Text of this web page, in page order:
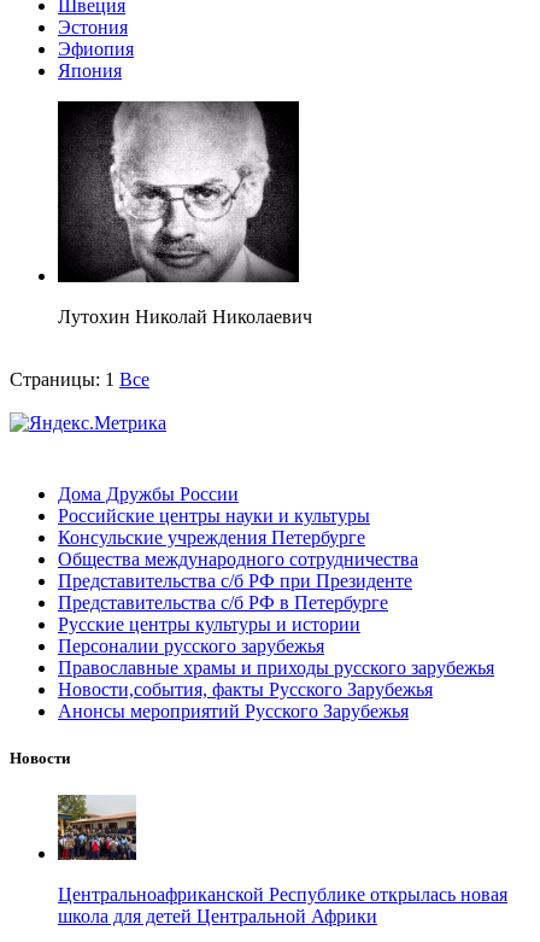
Швеция
Эстония
Эфиопия
Япония
Лутохин Николай Николаевич
Страницы: 1 Все
Дома Дружбы России
Российские центры науки и культуры
Консульские учреждения Петербурге
Общества международного сотрудничества
Представительства с/б РФ при Президенте
Представительства с/б РФ в Петербурге
Русские центры культуры и истории
Персоналии русского зарубежья
Православные храмы и приходы русского зарубежья
Новости,события, факты Русского Зарубежья
Анонсы мероприятий Русского Зарубежья
Новости
Центральноафриканской Республике открылась новая
школа для детей Центральной Африки